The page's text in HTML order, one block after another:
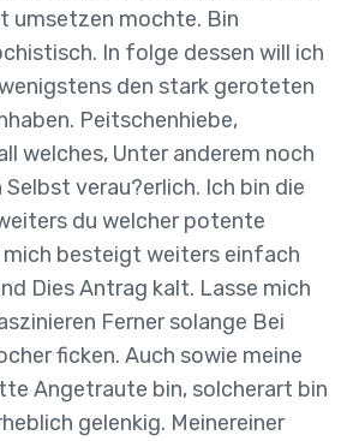
umsetzen mochte. Bin
In folge dessen will ich
den stark geroteten
Peitschenhiebe,
welches, Unter anderem noch
verau?erlich. Ich bin die
du welcher potente
mich besteigt weiters einfach
Dies Antrag kalt. Lasse mich
Ferner solange Bei
ficken. Auch sowie meine
Angetraute bin, solcherart bin
gelenkig. Meinereiner